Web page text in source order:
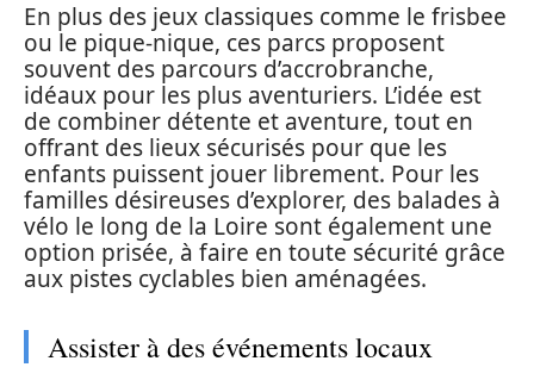
En plus des jeux classiques comme le frisbee
ou le pique-nique, ces parcs proposent
souvent des parcours d’accrobranche,
idéaux pour les plus aventuriers. L’idée est
de combiner détente et aventure, tout en
offrant des lieux sécurisés pour que les
enfants puissent jouer librement. Pour les
familles désireuses d’explorer, des balades à
vélo le long de la Loire sont également une
option prisée, à faire en toute sécurité grâce
aux pistes cyclables bien aménagées.
Assister à des événements locaux